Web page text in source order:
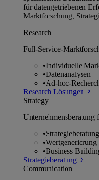
für datengetriebenen
Marktforschung,
Research
Full-Service-
•Individuelle
•Datenanalysen
•Ad-hoc-
Research Lösungen
Strategy
•Strategieberatung
•Wertgenerierung
•Business
Strategieberatung
Communication